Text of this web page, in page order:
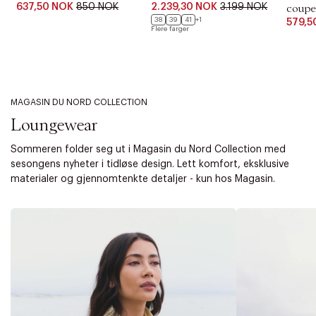
637,50 NOK 850 NOK 2.239,30 NOK 3.199 NOK
38 39 41
+1
Flere farger
MAGASIN DU NORD COLLECTION
Loungewear
Sommeren folder seg ut i Magasin du Nord Collection med
sesongens nyheter i tidløse design. Lett komfort, eksklusive
materialer og gjennomtenkte detaljer - kun hos Magasin.